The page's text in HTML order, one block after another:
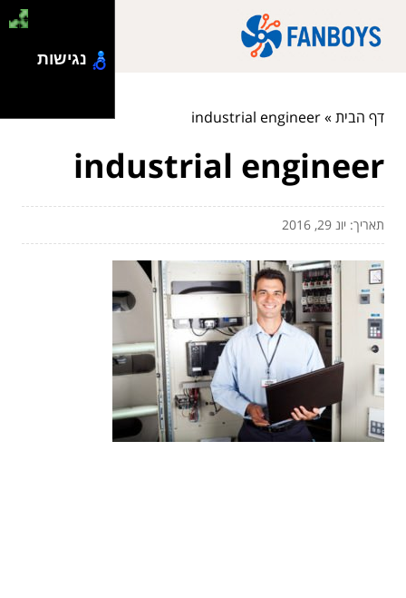
דף הבית»
industrial engineer
industrial engineer
תאריך: יונ 29, 2016
נגישות